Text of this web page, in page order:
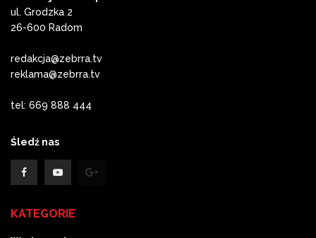
ul. Grodzka 2
26-600 Radom
redakcja@zebrra.tv
reklama@zebrra.tv
tel: 669 888 444
Śledź nas
KATEGORIE